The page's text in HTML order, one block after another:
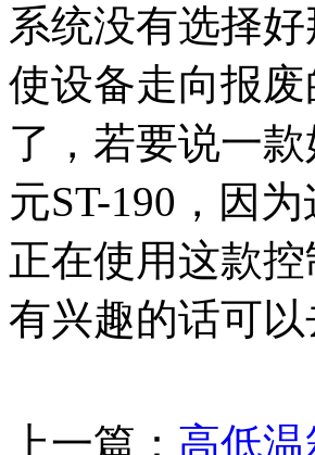
系统没有选择
使设备走向报
了，若要说一
元ST-190，因
正在使用这款
有兴趣的话可
上一篇： 高低